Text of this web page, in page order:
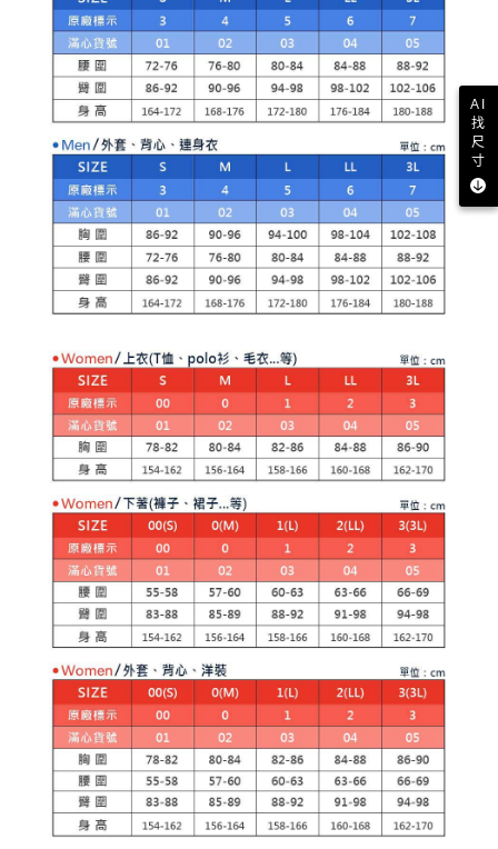
AI
找
尺
寸